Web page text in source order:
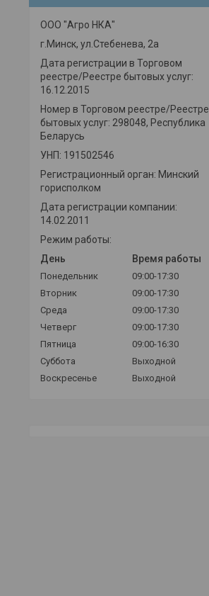
ООО "Агро НКА"
г.Минск, ул.Стебенева, 2а
Дата регистрации в Торговом
реестре/Реестре бытовых услуг:
16.12.2015
Номер в Торговом реестре/Реестре
бытовых услуг: 298048, Республика
Беларусь
УНП: 191502546
Регистрационный орган: Минский
горисполком
Дата регистрации компании:
14.02.2011
Режим работы:
День
Время работы
Понедельник
09:00-17:30
Вторник
09:00-17:30
Среда
09:00-17:30
Четверг
09:00-17:30
Пятница
09:00-16:30
Суббота
Выходной
Воскресенье
Выходной